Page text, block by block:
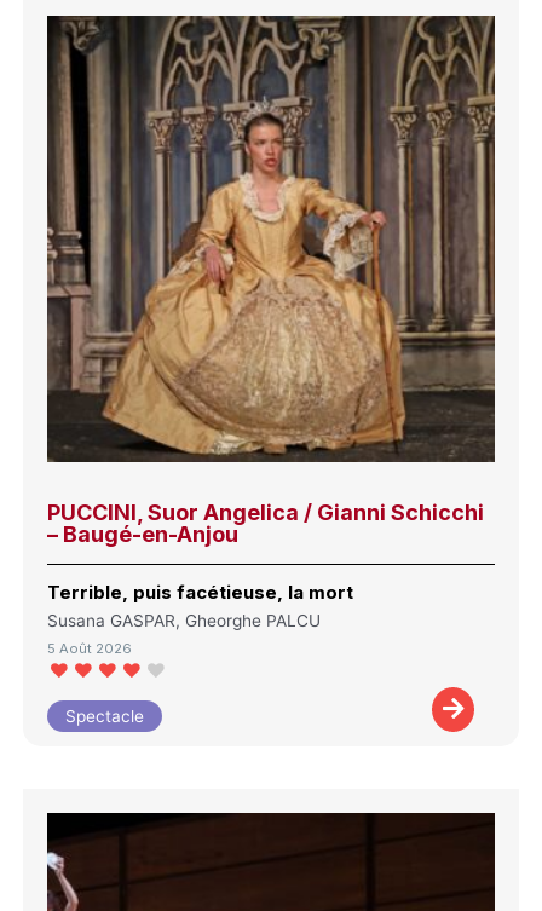
PUCCINI, Suor Angelica / Gianni Schicchi
– Baugé-en-Anjou
Terrible, puis facétieuse, la mort
Susana GASPAR, Gheorghe PALCU
5 Août 2026
Spectacle